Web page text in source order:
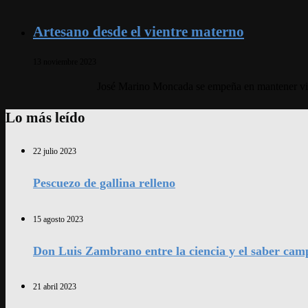
Artesano desde el vientre materno
Lo más leído
22 julio 2023
Pescuezo de gallina relleno
15 agosto 2023
Don Luis Zambrano entre la ciencia y el saber
21 abril 2023